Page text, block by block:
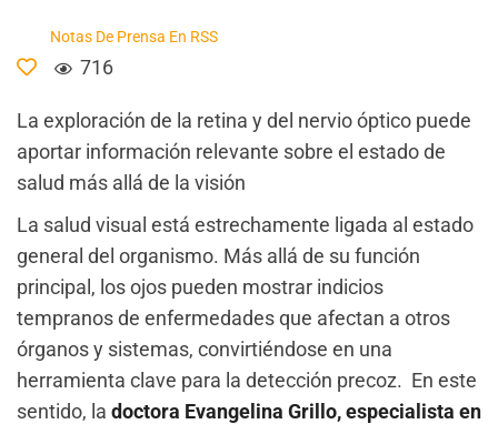
Notas De Prensa En RSS
716
La exploración de la retina y del nervio óptico puede
aportar información relevante sobre el estado de
salud más allá de la visión
La salud visual está estrechamente ligada al estado
general del organismo. Más allá de su función
principal, los ojos pueden mostrar indicios
tempranos de enfermedades que afectan a otros
órganos y sistemas, convirtiéndose en una
herramienta clave para la detección precoz. En este
sentido, la doctora Evangelina Grillo, especialista en